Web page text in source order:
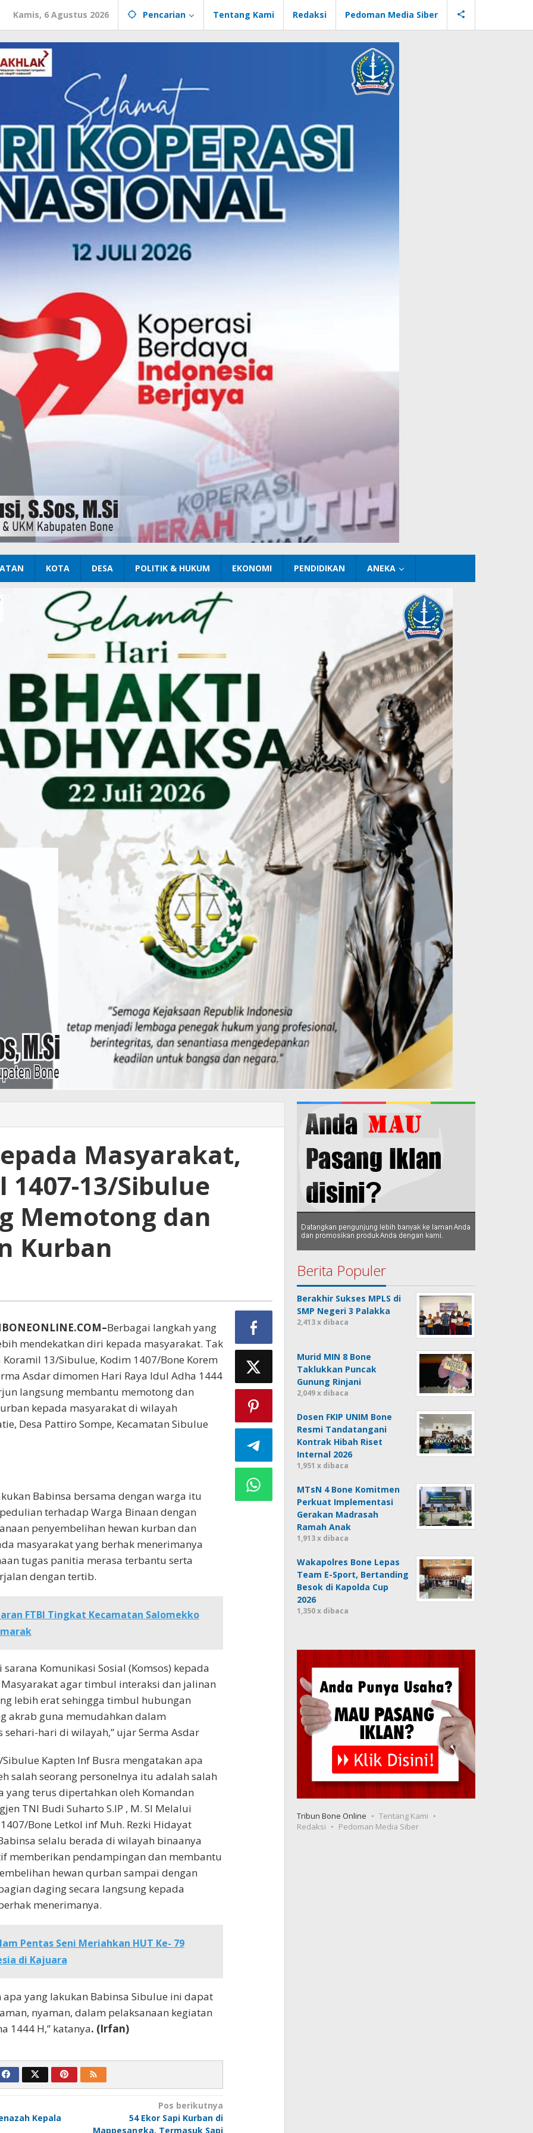
Kamis, 6 Agustus 2026 Pencarian Tentang Kami Redaksi Pedoman Media Siber
KOTA DESA POLITIK & HUKUM EKONOMI PENDIDIKAN ANEKA
Masyarakat,
1407-13/Sibulue
Memotong dan
Kurban
Berbagai langkah yang
mendekatkan diri kepada masyarakat. Tak
13/Sibulue, Kodim 1407/Bone Korem
Asdar dimomen Hari Raya Idul Adha 1444
langsung membantu memotong dan
kepada masyarakat di wilayah
Desa Pattiro Sompe, Kecamatan Sibulue
Babinsa bersama dengan warga itu
terhadap Warga Binaan dengan
penyembelihan hewan kurban dan
masyarakat yang berhak menerimanya
tugas panitia merasa terbantu serta
dengan tertib.
FTBI Tingkat Kecamatan Salomekko
Komunikasi Sosial (Komsos) kepada
agar timbul interaksi dan jalinan
lebih erat sehingga timbul hubungan
akrab guna memudahkan dalam
sehari-hari di wilayah,” ujar Serma Asdar
Kapten Inf Busra mengatakan apa
salah seorang personelnya itu adalah salah
yang terus dipertahkan oleh Komandan
TNI Budi Suharto S.IP , M. SI Melalui
Bone Letkol inf Muh. Rezki Hidayat
selalu berada di wilayah binaanya
memberikan pendampingan dan membantu
hewan qurban sampai dengan
daging secara langsung kepada
menerimanya.
Pentas Seni Meriahkan HUT Ke- 79
di Kajuara
yang lakukan Babinsa Sibulue ini dapat
nyaman, dalam pelaksanaan kegiatan
1444 H,” katanya. (Irfan)
Kepala
Pos berikutnya
54 Ekor Sapi Kurban di
Mappesangka, Termasuk Sapi
Berita Populer
Berakhir Sukses MPLS di
SMP Negeri 3 Palakka
2,413 x dibaca
Murid MIN 8 Bone
Taklukkan Puncak
Gunung Rinjani
2,049 x dibaca
Dosen FKIP UNIM Bone
Resmi Tandatangani
Kontrak Hibah Riset
Internal 2026
1,951 x dibaca
MTsN 4 Bone Komitmen
Perkuat Implementasi
Gerakan Madrasah
Ramah Anak
1,913 x dibaca
Wakapolres Bone Lepas
Team E-Sport, Bertanding
Besok di Kapolda Cup
2026
1,350 x dibaca
Tribun Bone Online
Tentang Kami
Redaksi
Pedoman Media Siber